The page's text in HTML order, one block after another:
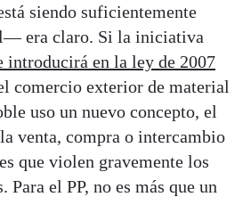
siendo suficientemente
era claro. Si la iniciativa
introducirá en la ley de 2007
comercio exterior de material
uso un nuevo concepto, el
venta, compra o intercambio
que violen gravemente los
Para el PP, no es más que un